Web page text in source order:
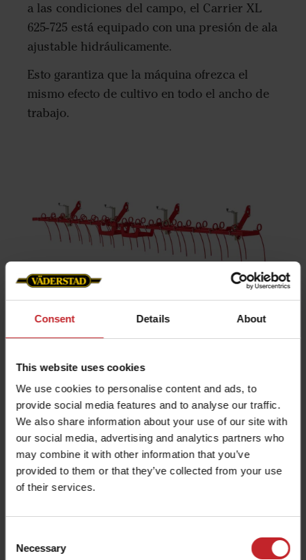
Consent Details About
This website uses cookies
We use cookies to personalise content and ads, to
provide social media features and to analyse our traffic.
We also share information about your use of our site with
our social media, advertising and analytics partners who
may combine it with other information that you’ve
provided to them or that they’ve collected from your use
of their services.
Selection
Necessary
a las condiciones del campo, el Carrier XL
625-725 está equipado con una presión de ala
ajustable hidráulicamente.
Esto garantiza que la máquina ofrezca el
mismo efecto de cultivo en todo el ancho de
trabajo.
Los rastrillos compensan la
Las cosechadoras de gran tamaño suelen
tener una mala distribución de la paja, lo que
da lugar a una aparición irregular del
siguiente cultivo. Equipado con los rastrillos,
el Carrier no sólo corta, sino que también
distribuye la paja en la misma pasada. Una
siguiente cultivo tenga las mismas